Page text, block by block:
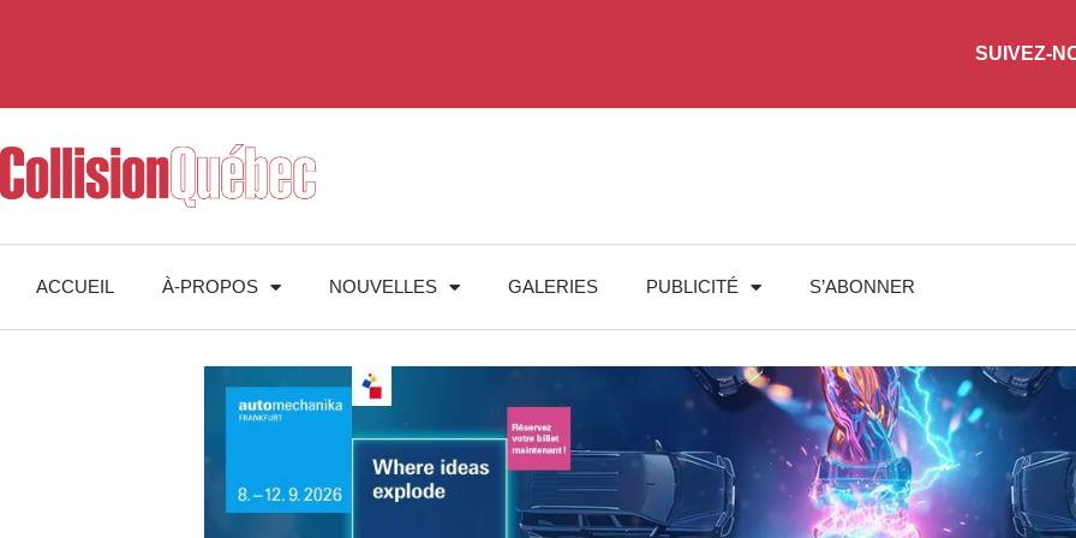
SUIVEZ-
ACCUEIL À-PROPOS NOUVELLES GALERIES PUBLICITÉ S’ABONNER